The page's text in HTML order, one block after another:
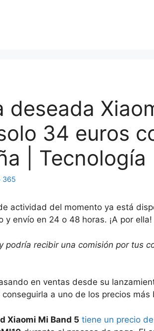
deseada
34 euros
| Tecnología
365
actividad del momento ya está
envío en 24 o 48 horas. ¡A por ella!
podría recibir una comisión por tus
en ventas desde su
a uno de los precios más
Xiaomi Mi Band 5 tiene un precio